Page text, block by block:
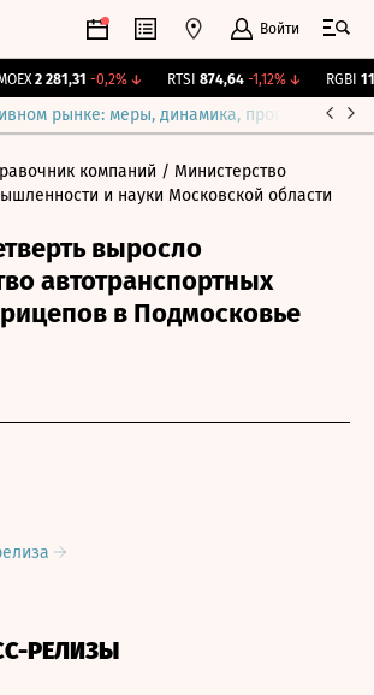
Войти
2 281,31 -0,2%↓ RTSI 874,64 -1,12%↓ RGBI
рынке: меры, динамика, прогнозы
компаний / Министерство
и науки Московской области
выросло
автотранспортных
в Подмосковье
РЕЛИЗЫ